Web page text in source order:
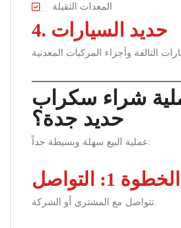
المعدات الثقيلة
4. حديد السيارات
شراء سكراب
حديد جدة؟
عملية البيع سهلة وبسيطة جداً:
الخطوة 1: التواصل
تتواصل مع المشتري أو الشركة.